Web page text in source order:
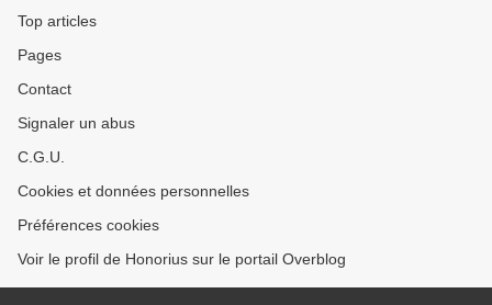
Top articles
Pages
Contact
Signaler un abus
C.G.U.
Cookies et données personnelles
Préférences cookies
Voir le profil de Honorius sur le portail Overblog